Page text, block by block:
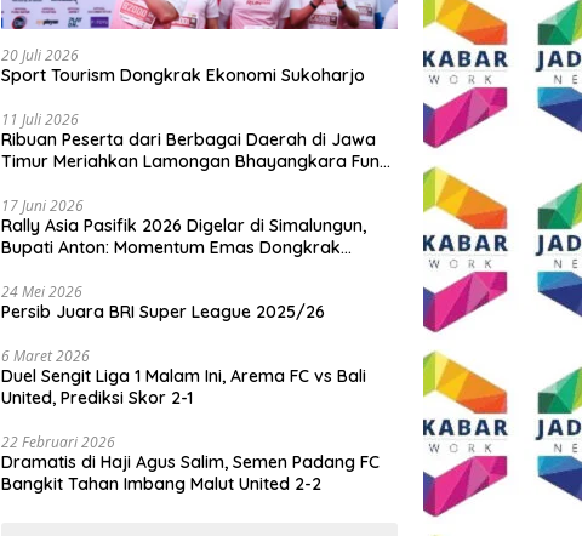
20 Juli 2026
Sport Tourism Dongkrak Ekonomi Sukoharjo
11 Juli 2026
Ribuan Peserta dari Berbagai Daerah di Jawa
Timur Meriahkan Lamongan Bhayangkara Fun
17 Juni 2026
Rally Asia Pasifik 2026 Digelar di Simalungun,
Bupati Anton: Momentum Emas Dongkrak
24 Mei 2026
Persib Juara BRI Super League 2025/26
6 Maret 2026
Duel Sengit Liga 1 Malam Ini, Arema FC vs Bali
United, Prediksi Skor 2-1
22 Februari 2026
Dramatis di Haji Agus Salim, Semen Padang FC
Bangkit Tahan Imbang Malut United 2-2